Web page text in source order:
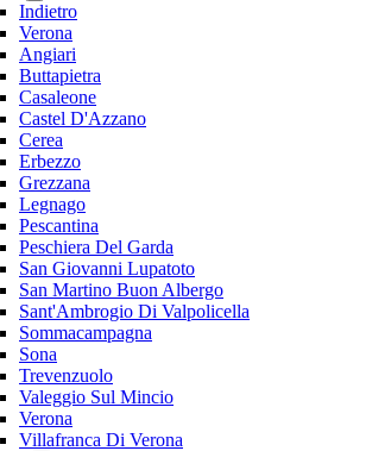
Indietro
Verona
Angiari
Buttapietra
Casaleone
Castel D'Azzano
Cerea
Erbezzo
Grezzana
Legnago
Pescantina
Peschiera Del Garda
San Giovanni Lupatoto
San Martino Buon Albergo
Sant'Ambrogio Di Valpolicella
Sommacampagna
Sona
Trevenzuolo
Valeggio Sul Mincio
Verona
Villafranca Di Verona